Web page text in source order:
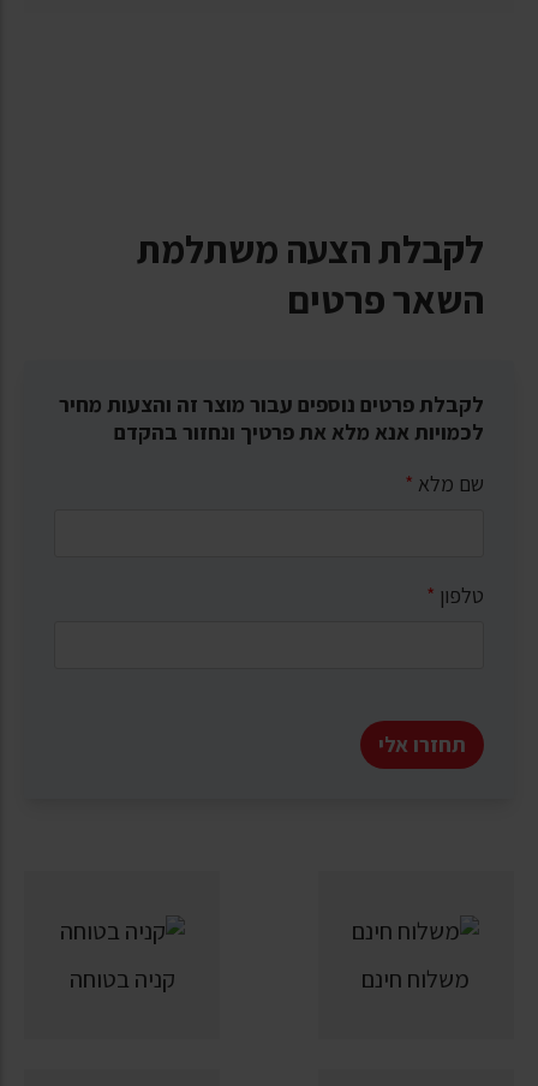
לקבלת הצעה משתלמת
השאר פרטים
לקבלת פרטים נוספים עבור מוצר זה והצעות מחיר
לכמויות אנא מלא את פרטיך ונחזור בהקדם
שם מלא *
טלפון *
תחזרו אלי
משלוח חינם קניה בטוחה